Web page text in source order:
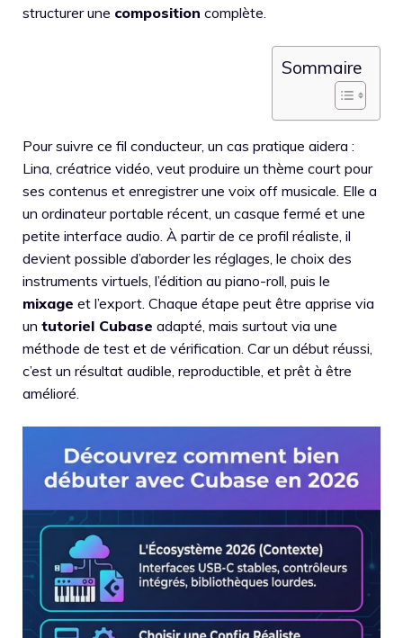
structurer une composition complète.
Sommaire
Pour suivre ce fil conducteur, un cas pratique aidera :
Lina, créatrice vidéo, veut produire un thème court pour
ses contenus et enregistrer une voix off musicale. Elle a
un ordinateur portable récent, un casque fermé et une
petite interface audio. À partir de ce profil réaliste, il
devient possible d’aborder les réglages, le choix des
instruments virtuels, l’édition au piano-roll, puis le
mixage et l’export. Chaque étape peut être apprise via
un tutoriel Cubase adapté, mais surtout via une
méthode de test et de vérification. Car un début réussi,
c’est un résultat audible, reproductible, et prêt à être
amélioré.